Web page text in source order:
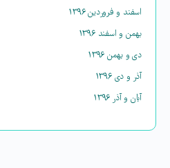
اسفند و فروردین ۱۳۹۶
بهمن و اسفند ۱۳۹۶
دی و بهمن ۱۳۹۶
آذر و دی ۱۳۹۶
آبان و آذر ۱۳۹۶